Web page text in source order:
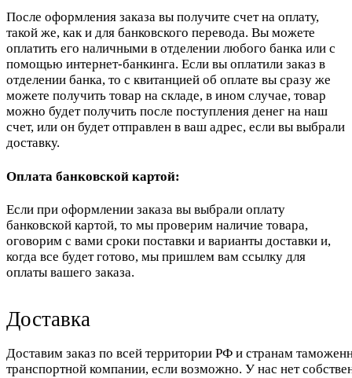
После оформления заказа вы получите счет на оплату,
такой же, как и для банковского перевода. Вы можете
оплатить его наличными в отделении любого банка или с
помощью интернет-банкинга. Если вы оплатили заказ в
отделении банка, то с квитанцией об оплате вы сразу же
можете получить товар на складе, в ином случае, товар
можно будет получить после поступления денег на наш
счет, или он будет отправлен в ваш адрес, если вы выбрали
доставку.
Оплата банковской картой:
Если при оформлении заказа вы выбрали оплату
банковской картой, то мы проверим наличие товара,
оговорим с вами сроки поставки и варианты доставки и,
когда все будет готово, мы пришлем вам ссылку для
оплаты вашего заказа.
Доставка
Доставим заказ по всей территории РФ и странам
транспортной компании, если возможно. У нас нет